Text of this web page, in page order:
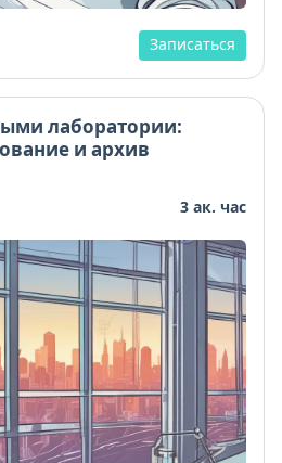
Записаться
лаборатории:
и архив
3 ак. час